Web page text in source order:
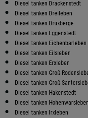
Diesel tanken Drackenstedt
Diesel tanken Dreileben
Diesel tanken Druxberge
Diesel tanken Eggenstedt
Diesel tanken Eichenbarleben
Diesel tanken Eilsleben
Diesel tanken Erxleben
Diesel tanken Groß
Diesel tanken Groß
Diesel tanken Hakenstedt
Diesel tanken Hohenwarsleben
Diesel tanken Irxleben